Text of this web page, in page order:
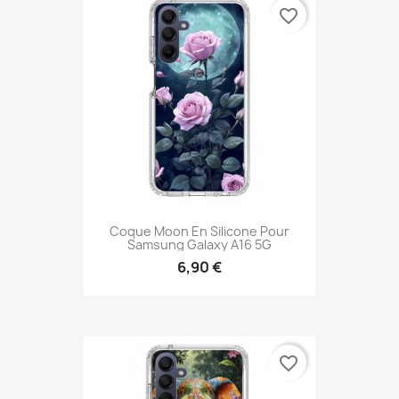
Coque Moon En Silicone Pour
Samsung Galaxy A16 5G
6,90 €
favorite_border
favorite_border